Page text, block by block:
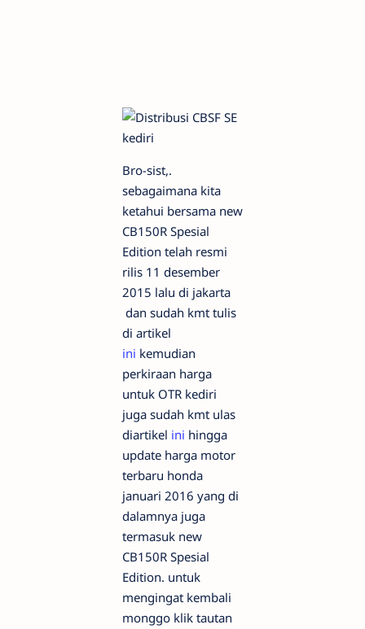
Bro-sist,.
sebagaimana kita
ketahui bersama new
CB150R Spesial
Edition telah resmi
rilis 11 desember
2015 lalu di jakarta
dan sudah kmt tulis
di artikel
ini kemudian
perkiraan harga
untuk OTR kediri
juga sudah kmt ulas
diartikel ini hingga
update harga motor
terbaru honda
januari 2016 yang di
dalamnya juga
termasuk new
CB150R Spesial
Edition. untuk
mengingat kembali
monggo klik tautan